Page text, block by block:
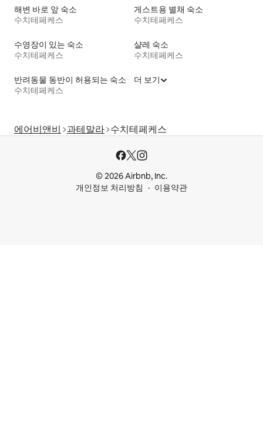
해변 바로 앞 숙소
수치테페케스
게스트용 별채 숙소
수치테페케스
수영장이 있는 숙소
수치테페케스
샬레 숙소
수치테페케스
반려동물 동반이 허용되는 숙소
수치테페케스
더 보기
에어비앤비 과테말라 수치테페케스
© 2026 Airbnb, Inc.
개인정보 처리방침
이용약관